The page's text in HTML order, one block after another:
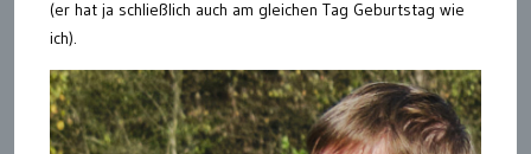
(er hat ja schließlich auch am gleichen Tag Geburtstag wie
ich).